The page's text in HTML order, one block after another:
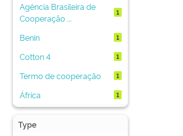
Agência Brasileira de
Cooperação ...
1
Benin 1
Cotton 4 1
Termo de cooperação 1
África 1
Type